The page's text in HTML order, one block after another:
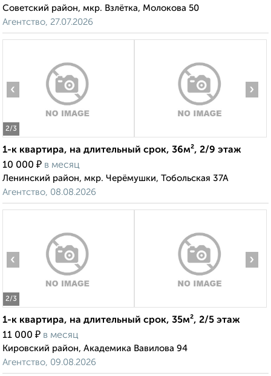
Советский район, мкр. Взлётка, Молокова 50
Агентство, 27.07.2026
2/3
‹ ›
1-к квартира, на длительный срок, 36м², 2/9 этаж
10 000 ₽ в месяц
Ленинский район, мкр. Черёмушки, Тобольская 37А
Агентство, 08.08.2026
2/3
‹ ›
1-к квартира, на длительный срок, 35м², 2/5 этаж
11 000 ₽ в месяц
Кировский район, Академика Вавилова 94
Агентство, 09.08.2026